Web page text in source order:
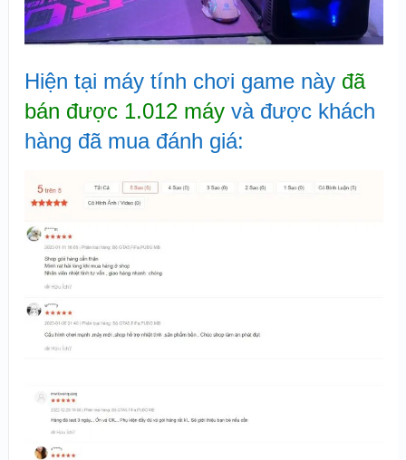
Hiện tại máy tính chơi game này đã
bán được 1.012 máyvà được khách
hàng đã mua đánh giá: